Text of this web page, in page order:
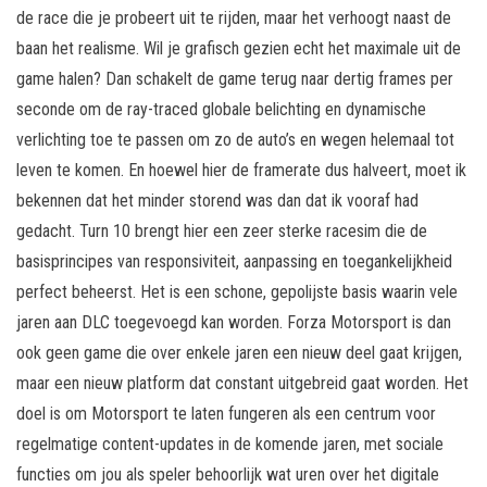
de race die je probeert uit te rijden, maar het verhoogt naast de
baan het realisme. Wil je grafisch gezien echt het maximale uit de
game halen? Dan schakelt de game terug naar dertig frames per
seconde om de ray-traced globale belichting en dynamische
verlichting toe te passen om zo de auto’s en wegen helemaal tot
leven te komen. En hoewel hier de framerate dus halveert, moet ik
bekennen dat het minder storend was dan dat ik vooraf had
gedacht. Turn 10 brengt hier een zeer sterke racesim die de
basisprincipes van responsiviteit, aanpassing en toegankelijkheid
perfect beheerst. Het is een schone, gepolijste basis waarin vele
jaren aan DLC toegevoegd kan worden. Forza Motorsport is dan
ook geen game die over enkele jaren een nieuw deel gaat krijgen,
maar een nieuw platform dat constant uitgebreid gaat worden. Het
doel is om Motorsport te laten fungeren als een centrum voor
regelmatige content-updates in de komende jaren, met sociale
functies om jou als speler behoorlijk wat uren over het digitale